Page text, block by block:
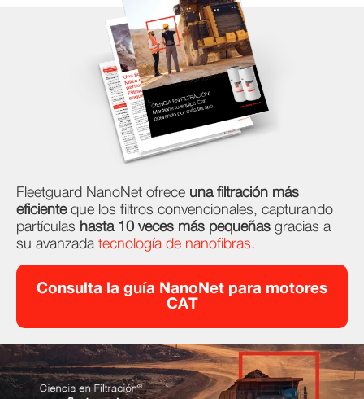
Fleetguard NanoNet ofrece una filtración más
eficienteque los filtros convencionales, capturando
partículas hasta 10 veces más pequeñas gracias a
su avanzada tecnología de nanofibras.
Consulta la guía NanoNet para motores
CAT